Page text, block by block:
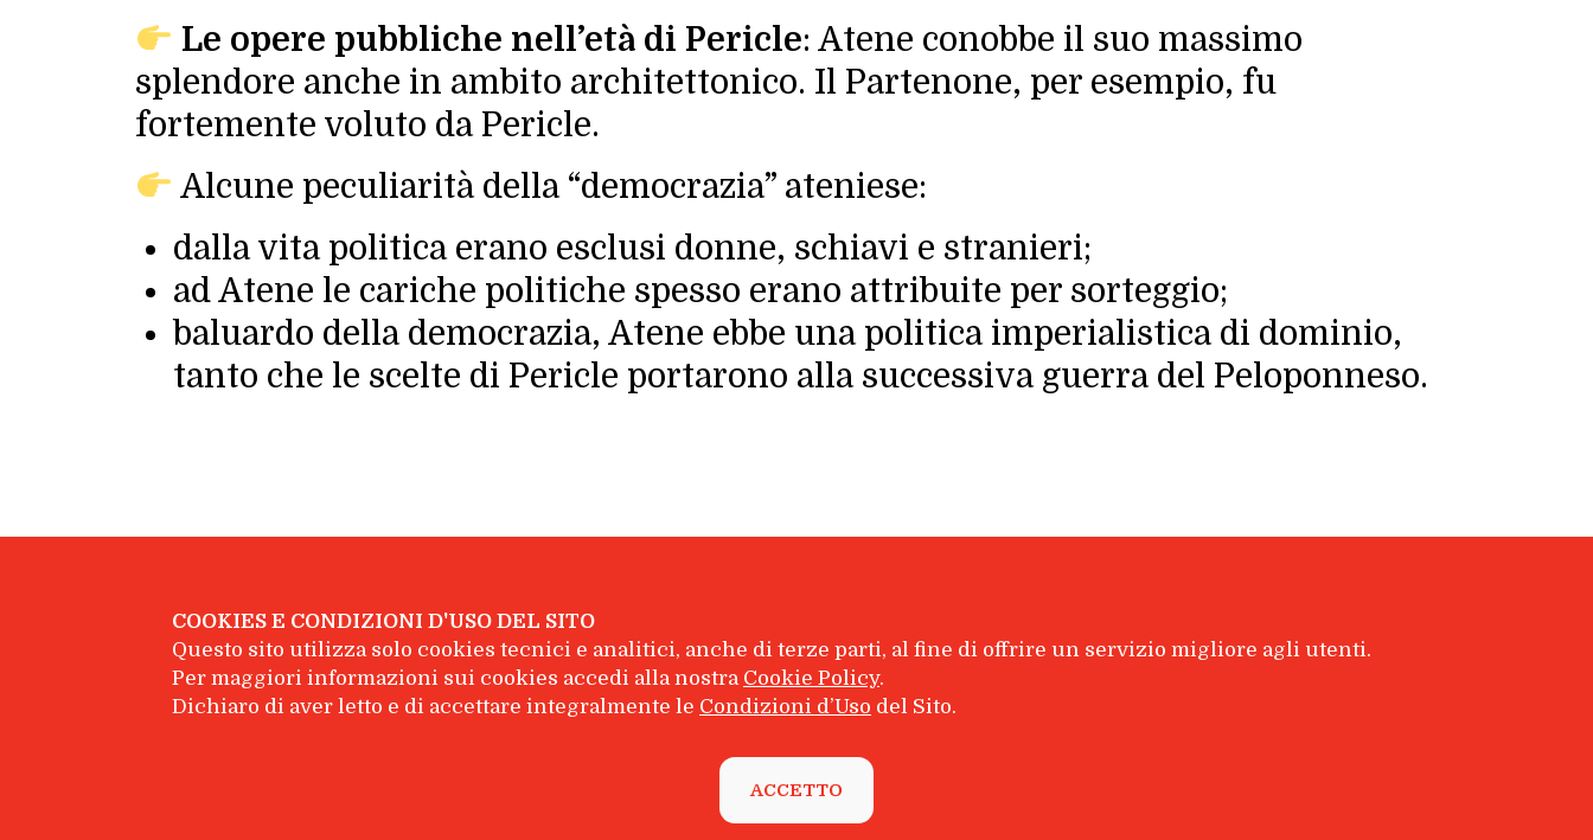
Le opere pubbliche nell’età di Pericle: Atene conobbe il suo massimo
splendore anche in ambito architettonico. Il Partenone, per esempio, fu
fortemente voluto da Pericle.
Alcune peculiarità della “democrazia” ateniese:
dalla vita politica erano esclusi donne, schiavi e stranieri;
ad Atene le cariche politiche spesso erano attribuite per sorteggio;
baluardo della democrazia, Atene ebbe una politica imperialistica di dominio,
tanto che le scelte di Pericle portarono alla successiva guerra del Peloponneso.
© Feltrinelli Scuola - Giangiacomo Feltrinelli Editore S.r.l. - P.I. 04628780969
Dati societari|Privacy policy| Chi Siamo| Contatti
COOKIES E CONDIZIONI D'USO DEL SITO
Questo sito utilizza solo cookies tecnici e analitici, anche di terze parti, al fine di offrire un servizio migliore agli utenti.
Per maggiori informazioni sui cookies accedi alla nostra Cookie Policy.
Dichiaro di aver letto e di accettare integralmente le Condizioni d’Uso del Sito.
ACCETTO